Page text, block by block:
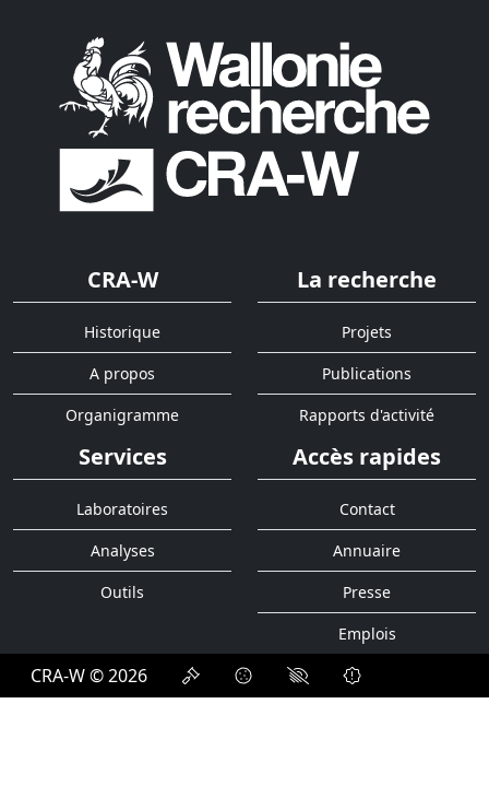
CRA-W
Historique
A propos
Organigramme
La recherche
Projets
Publications
Rapports d'activité
Services
Laboratoires
Analyses
Outils
Accès rapides
Contact
Annuaire
Presse
Emplois
CRA-W © 2026